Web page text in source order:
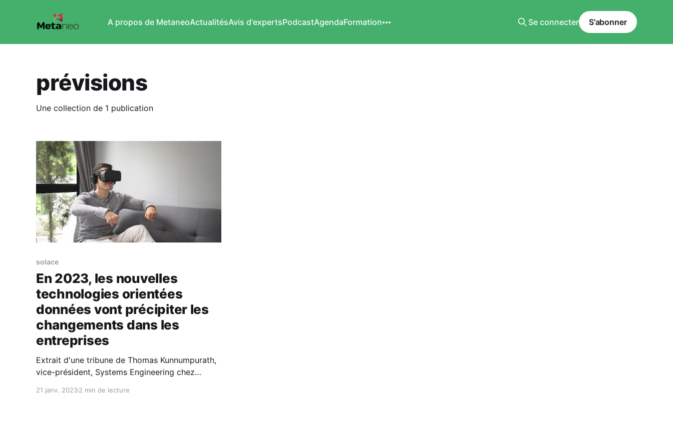
A propos de MetaneoActualitésAvis d'expertsPodcastAgendaFormation Se connecter S'abonner
prévisions
Une collection de 1 publication
solace
En 2023, les nouvelles
technologies orientées
données vont précipiter les
changements dans les
entreprises
Extrait d'une tribune de Thomas Kunnumpurath,
vice-président, Systems Engineering chez
de faire un usage plus intensif de ses données,
21 janv. 20232 min de lecture